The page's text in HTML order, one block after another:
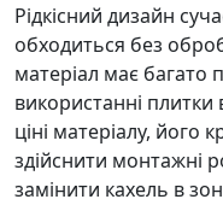
Рідкісний дизайн
обходиться без
матеріал має багато
використанні
ціні матеріалу, його
здійснити монтажні
замінити кахель в